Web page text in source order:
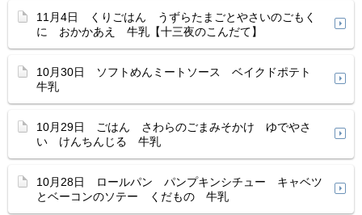
11月4日 くりごはん うずらたまごとやさいのごもく
に おかかあえ 牛乳【十三夜のこんだて】
10月30日 ソフトめんミートソース ベイクドポテト
牛乳
10月29日 ごはん さわらのごまみそかけ ゆでやさ
い けんちんじる 牛乳
10月28日 ロールパン パンプキンシチュー キャベツ
とベーコンのソテー くだもの 牛乳